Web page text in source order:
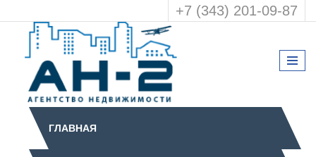
+7 (343) 201-09-87
ГЛАВНАЯ